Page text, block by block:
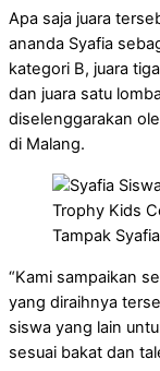
Apa saja juara
ananda Syafia
kategori B, juara
dan juara satu
diselenggarakan
di Malang.
Tampak
“Kami sampaikan
yang diraihnya
siswa yang lain
sesuai bakat dan